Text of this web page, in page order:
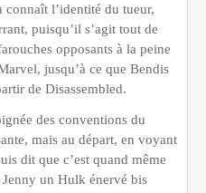
connaît l’identité du tueur,
puisqu’il s’agit tout de
opposants à la peine
jusqu’à ce que Bendis
de Disassembled.
des conventions du
mais au départ, en voyant
dit que c’est quand même
un Hulk énervé bis